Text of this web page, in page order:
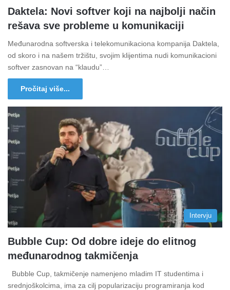
Daktela: Novi softver koji na najbolji način
rešava sve probleme u komunikaciji
Međunarodna softverska i telekomunikaciona kompanija Daktela,
od skoro i na našem tržištu, svojim klijentima nudi komunikacioni
softver zasnovan na “klaudu”…
Pročitaj više...
Intervju
Bubble Cup: Od dobre ideje do elitnog
međunarodnog takmičenja
Bubble Cup, takmičenje namenjeno mladim IT studentima i
srednjoškolcima, ima za cilj popularizaciju programiranja kod